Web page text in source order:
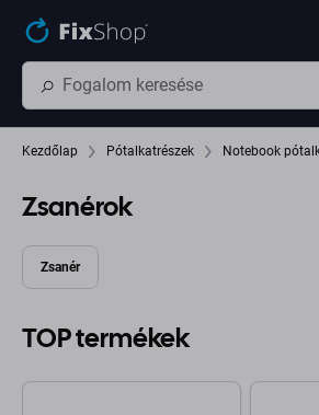
Kezdőlap Pótalkatrészek Notebook
Zsanérok
Zsanér
TOP termékek